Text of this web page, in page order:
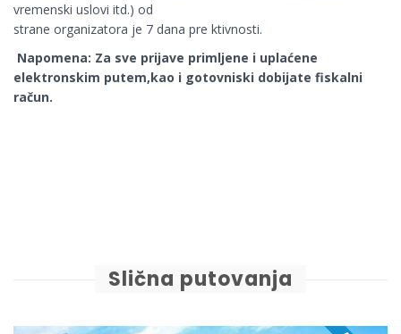
vremenski uslovi itd.) od
strane organizatora je 7 dana pre ktivnosti.
Napomena: Za sve prijave primljene i uplaćene
elektronskim putem,kao i gotovniski dobijate fiskalni
račun.
Slična putovanja